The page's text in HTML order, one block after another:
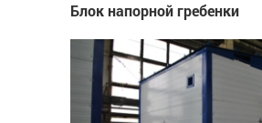
Блок напорной гребенки